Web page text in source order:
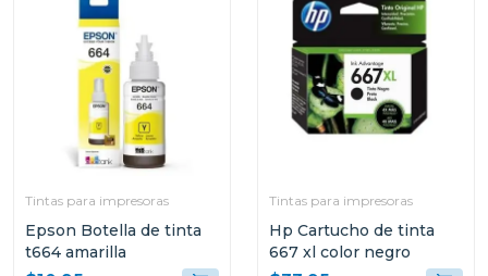
Tintas para impresoras
Epson Botella de tinta
t664 amarilla
Tintas para impresoras
Hp Cartucho de tinta
667 xl color negro